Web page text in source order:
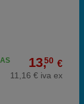
13,50 €
11,16 € iva ex